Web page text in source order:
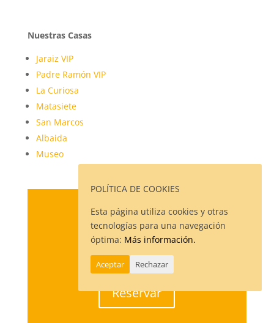
Nuestras Casas
Jaraiz VIP
Padre Ramón VIP
La Curiosa
Matasiete
San Marcos
Albaida
Museo
Reserva Ya
Reservar
POLÍTICA DE COOKIES
Esta página utiliza cookies y otras
tecnologías para una navegación
óptima: Más información.
Aceptar Rechazar